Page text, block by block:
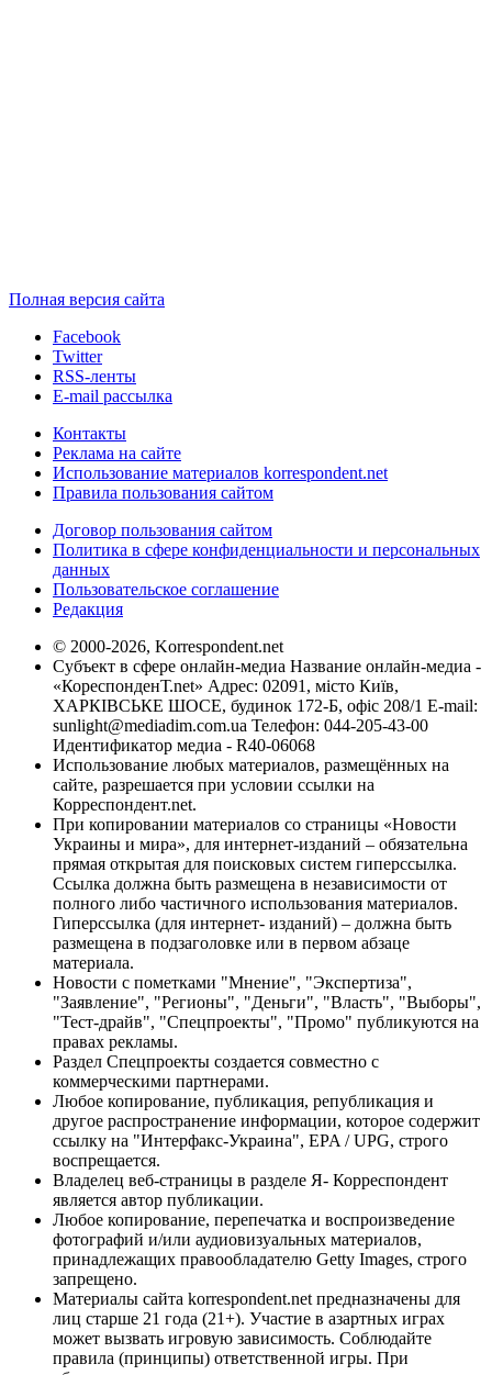
Полная версия сайта
Facebook
Twitter
RSS-ленты
E-mail рассылка
Контакты
Реклама на сайте
Использование материалов korrespondent.net
Правила пользования сайтом
Договор пользования сайтом
Политика в сфере конфиденциальности и персональных
данных
Пользовательское соглашение
Редакция
© 2000-2026, Korrespondent.net
Субъект в сфере онлайн-медиа Название онлайн-медиа -
«КореспонденТ.net» Адрес: 02091, місто Київ,
ХАРКІВСЬКЕ ШОСЕ, будинок 172-Б, офіс 208/1 E-mail:
sunlight@mediadim.com.ua Телефон: 044-205-43-00
Идентификатор медиа - R40-06068
Использование любых материалов, размещённых на
сайте, разрешается при условии ссылки на
Корреспондент.net.
При копировании материалов со страницы «Новости
Украины и мира», для интернет-изданий – обязательна
прямая открытая для поисковых систем гиперссылка.
Ссылка должна быть размещена в независимости от
полного либо частичного использования материалов.
Гиперссылка (для интернет- изданий) – должна быть
размещена в подзаголовке или в первом абзаце
материала.
Новости с пометками "Мнение", "Экспертиза",
"Заявление", "Регионы", "Деньги", "Власть", "Выборы",
"Тест-драйв", "Спецпроекты", "Промо" публикуются на
правах рекламы.
Раздел Спецпроекты создается совместно с
коммерческими партнерами.
Любое копирование, публикация, републикация и
другое распространение информации, которое содержит
ссылку на "Интерфакс-Украина", EPA / UPG, строго
воспрещается.
Владелец веб-страницы в разделе Я- Корреспондент
является автор публикации.
Любое копирование, перепечатка и воспроизведение
фотографий и/или аудиовизуальных материалов,
принадлежащих правообладателю Getty Images, строго
запрещено.
Материалы сайта korrespondent.net предназначены для
лиц старше 21 года (21+). Участие в азартных играх
может вызвать игровую зависимость. Соблюдайте
правила (принципы) ответственной игры. При